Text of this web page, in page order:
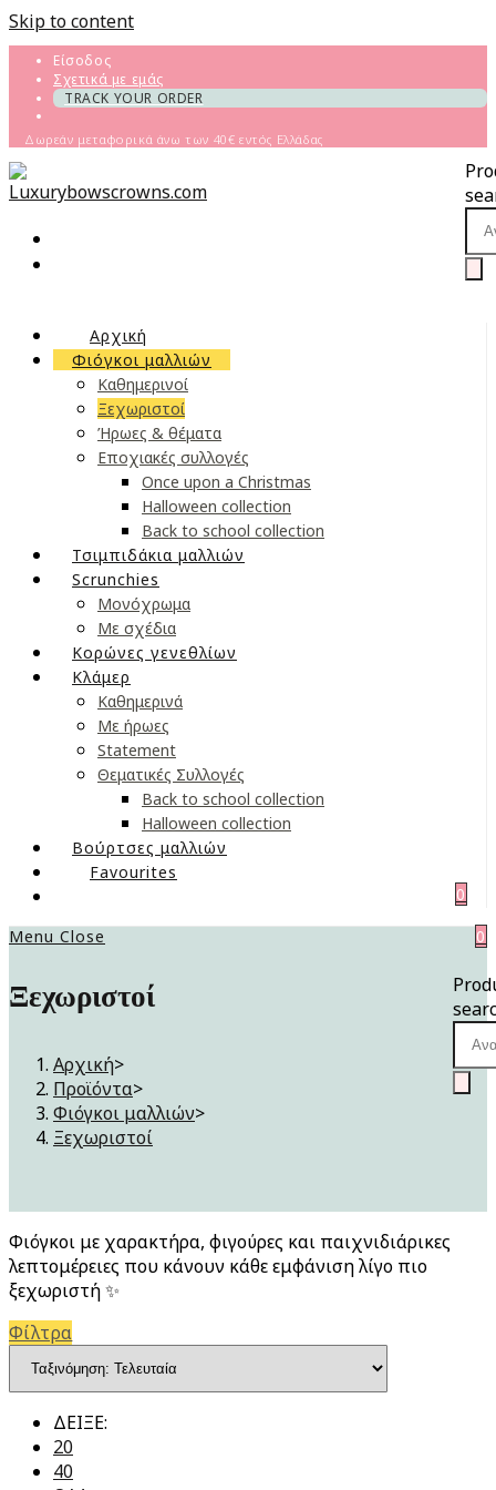
Skip to content
Είσοδος
Σχετικά με εμάς
TRACK YOUR ORDER
Δωρεάν μεταφορικά άνω των 40€ εντός Ελλάδας
Αρχική
Φιόγκοι μαλλιών
Καθημερινοί
Ξεχωριστοί
Ήρωες & θέματα
Εποχιακές συλλογές
Once upon a Christmas
Halloween collection
Back to school collection
Τσιμπιδάκια μαλλιών
Scrunchies
Μονόχρωμα
Με σχέδια
Κορώνες γενεθλίων
Κλάμερ
Καθημερινά
Με ήρωες
Statement
Θεματικές Συλλογές
Back to school collection
Halloween collection
Βούρτσες μαλλιών
Favourites
0
0
Menu Close
Ξεχωριστοί
Αρχική>
Προϊόντα>
Φιόγκοι μαλλιών>
Ξεχωριστοί
Φιόγκοι με χαρακτήρα, φιγούρες και παιχνιδιάρικες
λεπτομέρειες που κάνουν κάθε εμφάνιση λίγο πιο
ξεχωριστή ✨
Φίλτρα
ΔΕΙΞΕ:
20
40